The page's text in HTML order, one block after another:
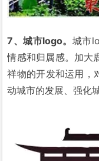
7、城市logo。 城市
情感和归属感。加大
祥物的开发和运用，
动城市的发展、强化